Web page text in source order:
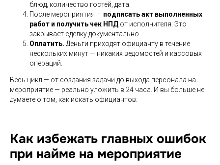
блюд, количество гостей, дата.
После мероприятия — подписать акт выполненных
работ и получить чек НПД от исполнителя. Это
закрывает сделку документально.
Оплатить. Деньги приходят официанту в течение
нескольких минут — никаких ведомостей и кассовых
операций.
Весь цикл — от создания задачи до выхода персонала на
мероприятие — реально уложить в 24 часа. И вы больше не
думаете о том, как искать официантов.
Как избежать главных ошибок
при найме на мероприятие